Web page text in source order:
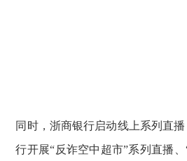
同时，浙商银行启动线上系列直
行开展“反诈空中超市”系列直播